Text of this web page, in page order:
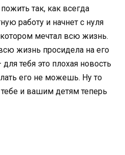
так, как всегда
работу и начнет с нуля
котором мечтал всю жизнь.
жизнь просидела на его
тебя это плохая новость
его не можешь. Ну то
и вашим детям теперь